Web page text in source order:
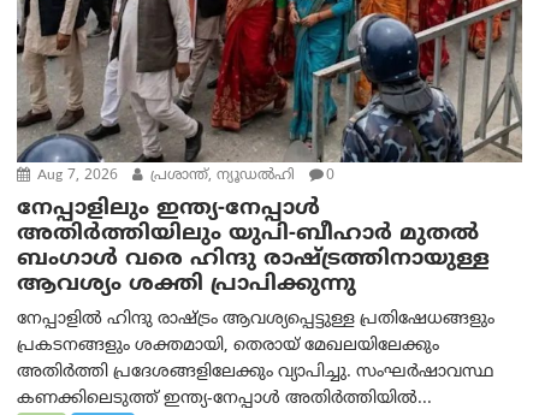
Aug 7, 2026 പ്രശാന്ത്, ന്യൂഡല്‍ഹി 0
നേപ്പാളിലും ഇന്ത്യ-നേപ്പാൾ
അതിർത്തിയിലും യുപി-ബീഹാർ മുതൽ
ബംഗാൾ വരെ ഹിന്ദു രാഷ്ട്രത്തിനായുള്ള
ആവശ്യം ശക്തി പ്രാപിക്കുന്നു
നേപ്പാളിൽ ഹിന്ദു രാഷ്ട്രം ആവശ്യപ്പെട്ടുള്ള പ്രതിഷേധങ്ങളും
പ്രകടനങ്ങളും ശക്തമായി, തെരായ് മേഖലയിലേക്കും
അതിർത്തി പ്രദേശങ്ങളിലേക്കും വ്യാപിച്ചു. സംഘർഷാവസ്ഥ
കണക്കിലെടുത്ത് ഇന്ത്യ-നേപ്പാൾ അതിർത്തിയിൽ...